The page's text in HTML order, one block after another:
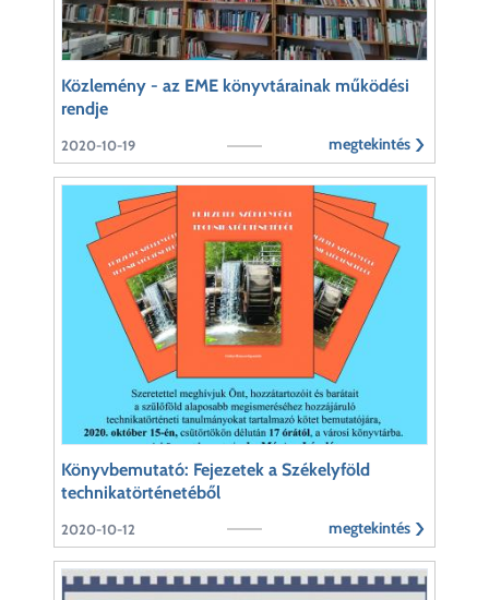
Közlemény - az EME könyvtárainak működési
rendje
megtekintés
2020-10-19
Könyvbemutató: Fejezetek a Székelyföld
technikatörténetéből
megtekintés
2020-10-12